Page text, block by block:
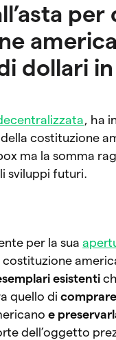
dollari
, ha
costituzione
ma la somma
sviluppi futuri.
per la sua
costituzione
esistenti
quello di
e
dell’oggetto